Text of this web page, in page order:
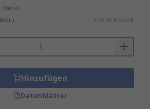
zu Lötkolben und
hilfreiche Tipps, praktische
auch unserer informatives
Lötstation Videoan.
536,92 €/Stück
Hinzufügen
Datenblätter